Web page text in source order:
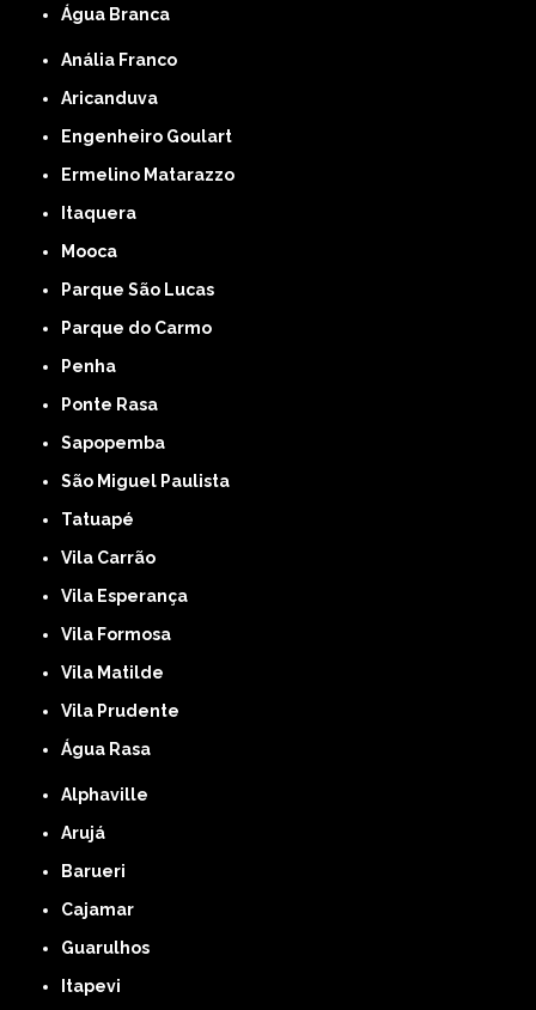
Água Branca
Anália Franco
Aricanduva
Engenheiro Goulart
Ermelino Matarazzo
Itaquera
Mooca
Parque São Lucas
Parque do Carmo
Penha
Ponte Rasa
Sapopemba
São Miguel Paulista
Tatuapé
Vila Carrão
Vila Esperança
Vila Formosa
Vila Matilde
Vila Prudente
Água Rasa
Alphaville
Arujá
Barueri
Cajamar
Guarulhos
Itapevi